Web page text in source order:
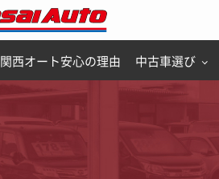
関西オート安心の理由 中古車選び